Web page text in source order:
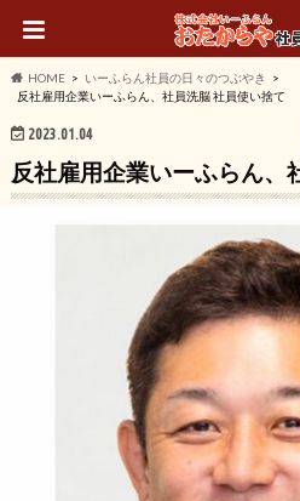
HOME
いーふらん社員の日々のつぶやき
反社雇用企業いーふらん、社員洗脳 社員使い捨て
2023.01.04
反社雇用企業いーふらん、